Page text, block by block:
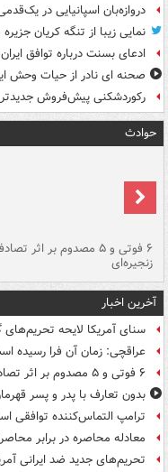
دروازه‌بان اسپانیایی در
نمایی زیبا از تنگه کریان
ادعای بسنت درباره توافق
صحنه ای نادر از حیات وحش
رکوردشکنی پیش‌فروش
حوادث
۶ فوتی و ۵ مصدوم بر اثر
زنجیره‌ای
آخرین اخبار
سنای آمریکا لایحه
عراقچی: زمان آن فرا رسیده
۶ فوتی و ۵ مصدوم بر اثر تصادف زنجیره‌ای
بدون تعارف با پدر و پسر
ترامپ التماس‌کننده توافقی
معادله محاصره در برابر
تحریم‌های جدید ضد ایرانی